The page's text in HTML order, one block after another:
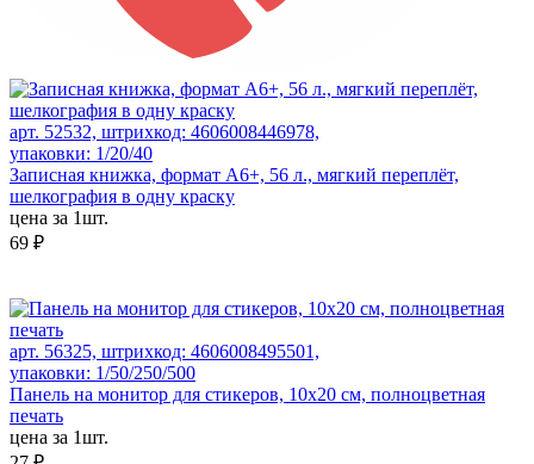
арт. 52532, штрихкод: 4606008446978,
упаковки: 1/20/40
Записная книжка, формат А6+, 56 л., мягкий переплёт,
шелкография в одну краску
цена за 1шт.
69 ₽
арт. 56325, штрихкод: 4606008495501,
упаковки: 1/50/250/500
Панель на монитор для стикеров, 10х20 см, полноцветная
печать
цена за 1шт.